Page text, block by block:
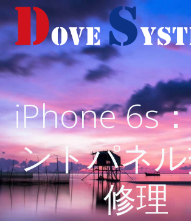
コ
ン
テ
ス
キ
ッ
プ
iPhone 6s
ントパネ
修理